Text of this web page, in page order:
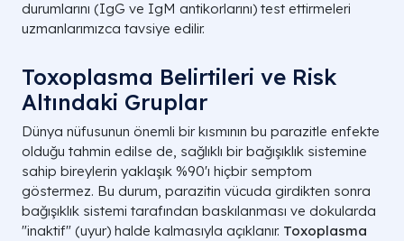
durumlarını (IgG ve IgM antikorlarını) test ettirmeleri
uzmanlarımızca tavsiye edilir.
Toxoplasma Belirtileri ve Risk
Altındaki Gruplar
Dünya nüfusunun önemli bir kısmının bu parazitle enfekte
olduğu tahmin edilse de, sağlıklı bir bağışıklık sistemine
sahip bireylerin yaklaşık %90'ı hiçbir semptom
göstermez. Bu durum, parazitin vücuda girdikten sonra
bağışıklık sistemi tarafından baskılanması ve dokularda
"inaktif" (uyur) halde kalmasıyla açıklanır. Toxoplasma